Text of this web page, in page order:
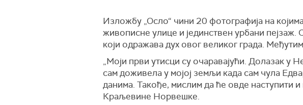
Изложбу „Осло“ чини 20 фотографија на
живописне улице и јединствен урбани пејзаж.
који одражава дух овог великог града.
„Моји први утисци су очаравајући. Долазак у
сам доживела у мојој земљи када сам чула
данима. Такође, мислим да ће овде
Краљевине Норвешке.